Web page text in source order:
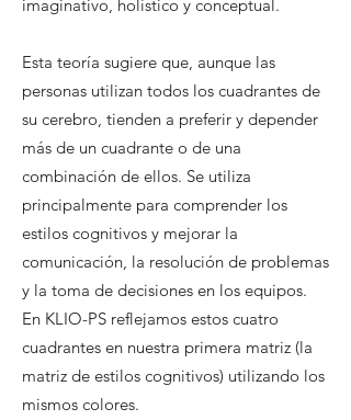
imaginativo, holístico y conceptual.
Esta teoría sugiere que, aunque las
personas utilizan todos los cuadrantes de
su cerebro, tienden a preferir y depender
más de un cuadrante o de una
combinación de ellos. Se utiliza
principalmente para comprender los
estilos cognitivos y mejorar la
comunicación, la resolución de problemas
y la toma de decisiones en los equipos.
En KLIO-PS reflejamos estos cuatro
cuadrantes en nuestra primera matriz (la
matriz de estilos cognitivos) utilizando los
mismos colores.